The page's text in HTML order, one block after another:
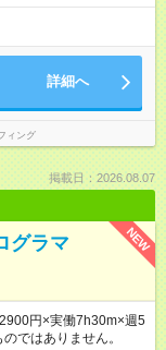
詳細へ
ィング
掲載日：2026.08.07
NEW
グラマ
円×実働7h30m×週5
ではありません。